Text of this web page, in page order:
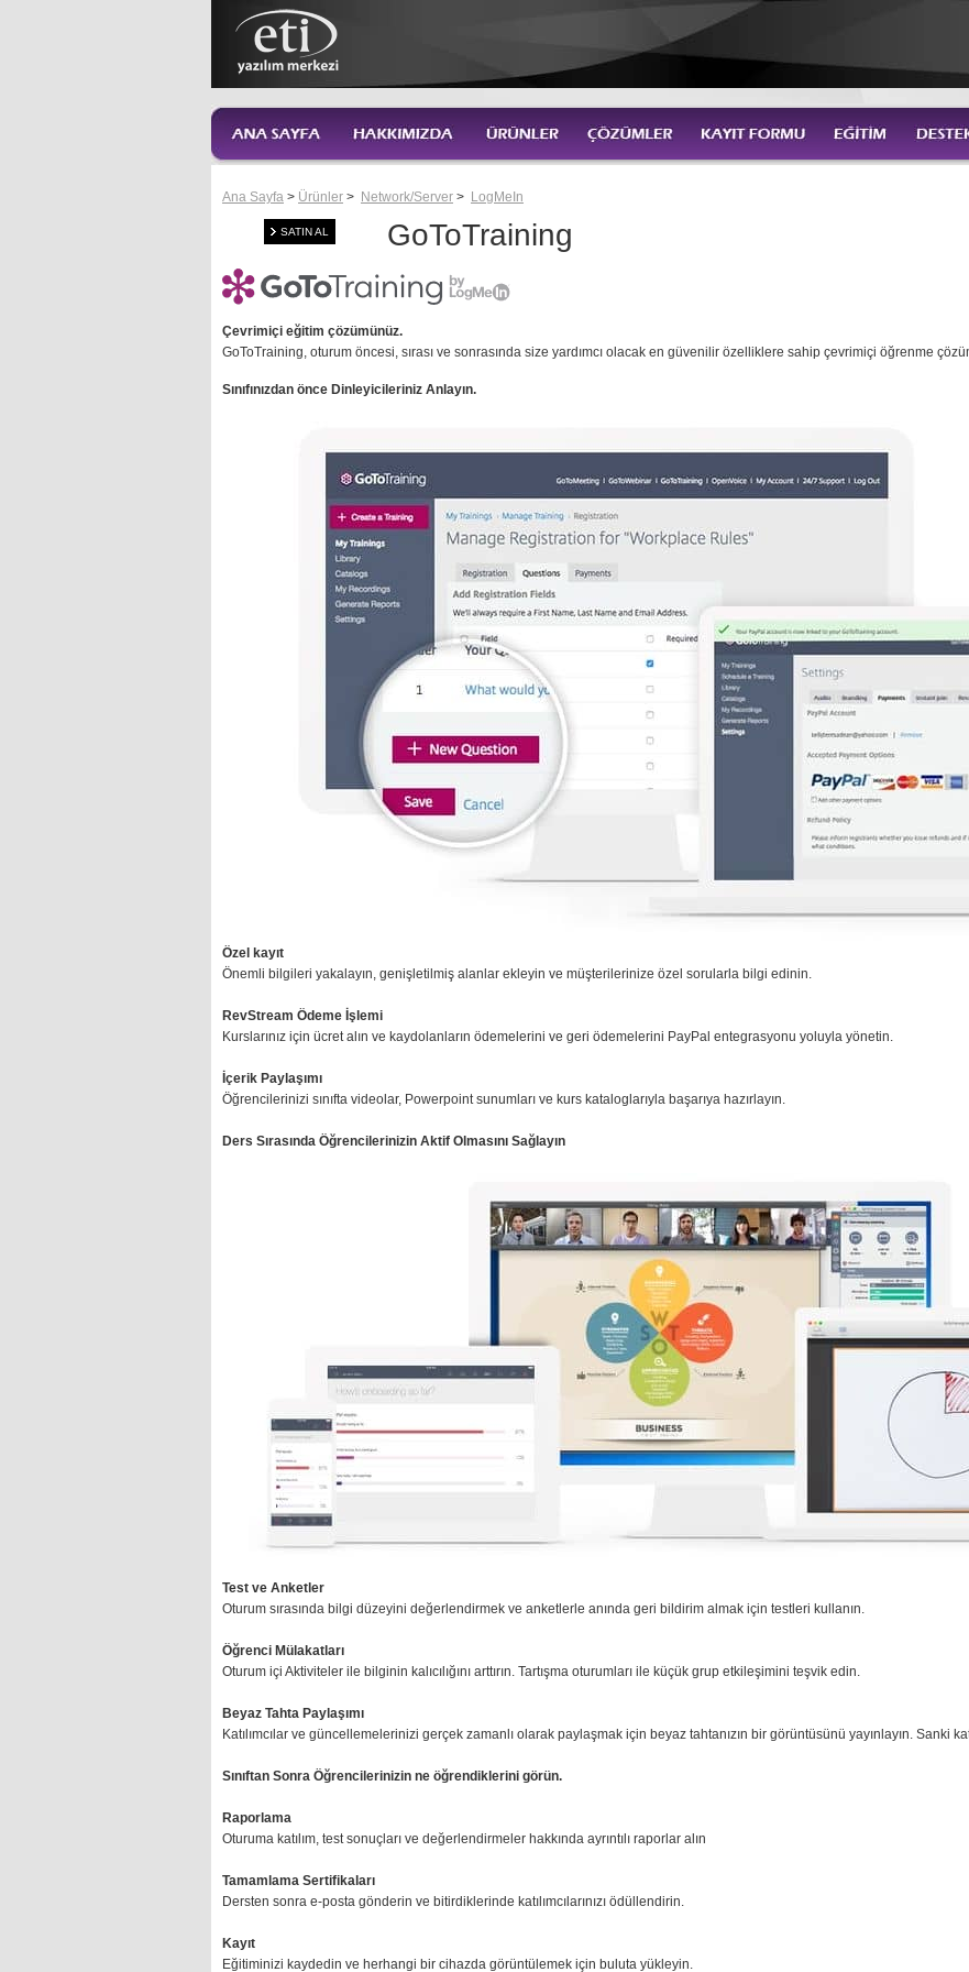
Ana Sayfa > Ürünler > Network/Server > LogMeIn
SATIN AL GoToTraining
Çevrimiçi eğitim çözümünüz.
GoToTraining, oturum öncesi, sırası ve sonrasında size yardımcı olacak en güvenilir özelliklere sahip çevrimiçi öğrenme
Sınıfınızdan önce Dinleyicileriniz Anlayın.
Özel kayıt
Önemli bilgileri yakalayın, genişletilmiş alanlar ekleyin ve müşterilerinize özel sorularla bilgi edinin.
RevStream Ödeme İşlemi
Kurslarınız için ücret alın ve kaydolanların ödemelerini ve geri ödemelerini PayPal entegrasyonu yoluyla yönetin.
İçerik Paylaşımı
Öğrencilerinizi sınıfta videolar, Powerpoint sunumları ve kurs kataloglarıyla başarıya hazırlayın.
Ders Sırasında Öğrencilerinizin Aktif Olmasını Sağlayın
Test ve Anketler
Oturum sırasında bilgi düzeyini değerlendirmek ve anketlerle anında geri bildirim almak için testleri kullanın.
Öğrenci Mülakatları
Oturum içi Aktiviteler ile bilginin kalıcılığını arttırın. Tartışma oturumları ile küçük grup etkileşimini teşvik edin.
Beyaz Tahta Paylaşımı
Katılımcılar ve güncellemelerinizi gerçek zamanlı olarak paylaşmak için beyaz tahtanızın bir görüntüsünü yayınlayın. Sanki
Sınıftan Sonra Öğrencilerinizin ne öğrendiklerini görün.
Raporlama
Oturuma katılım, test sonuçları ve değerlendirmeler hakkında ayrıntılı raporlar alın
Tamamlama Sertifikaları
Dersten sonra e-posta gönderin ve bitirdiklerinde katılımcılarınızı ödüllendirin.
Kayıt
Eğitiminizi kaydedin ve herhangi bir cihazda görüntülemek için buluta yükleyin.